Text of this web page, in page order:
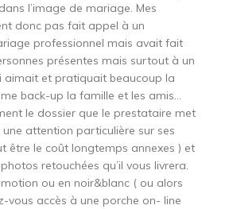
l’image de mariage. Mes
donc pas fait appel à un
professionnel mais avait fait
présentes mais surtout à un
aimait et pratiquait beaucoup la
back-up la famille et les amis…
le dossier que le prestataire met
attention particulière sur ses
être le coût longtemps annexes ) et
retouchées qu’il vous livrera.
ou en noir&blanc ( ou alors
vous accès à une porche on- line